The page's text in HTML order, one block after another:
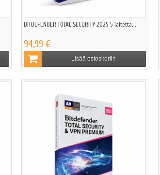
BITDEFENDER TOTAL SECURITY 2025 5 laitetta...
94,99 €
Lisää ostoskoriin